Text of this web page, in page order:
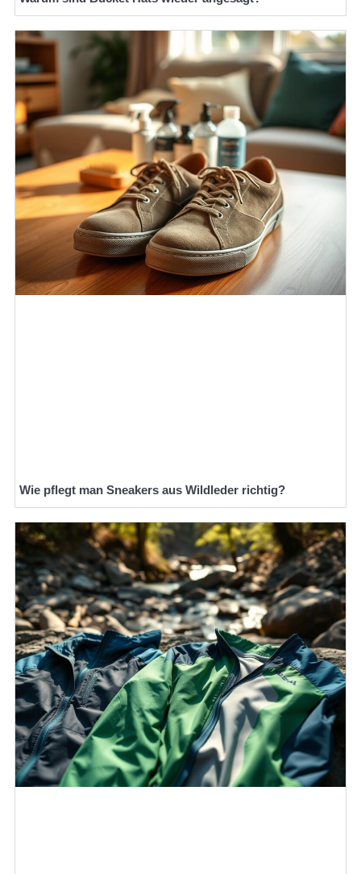
Wie pflegt man Sneakers aus Wildleder richtig?